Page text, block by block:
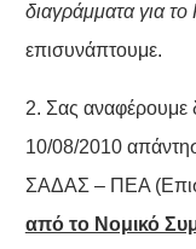
διαγράμματα για το
επισυνάπτουμε.
2. Σας αναφέρουμε
10/08/2010
ΣΑΔΑΣ – ΠΕΑ
από το Νομικό